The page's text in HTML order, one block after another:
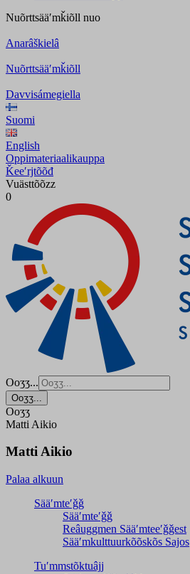
Nuõrttsääʹmǩiõll nuo
Anarâškielâ
Nuõrttsääʹmǩiõll
Davvisámegiella
Suomi
English
Oppimateriaalikauppa
Ǩeeʹrjtõõđ
Vuästtõõzz
0
Ooʒʒ...
Ooʒʒ...
Ooʒʒ
Matti Aikio
Matti Aikio
Palaa alkuun
Sääʹmteʹǧǧ
Sääʹmteʹǧǧ
Reâuggmen Sääʹmteeʹǧǧest
Sääʹmkulttuurkõõskõs Sajos
Tuʹmmstõktuâjj